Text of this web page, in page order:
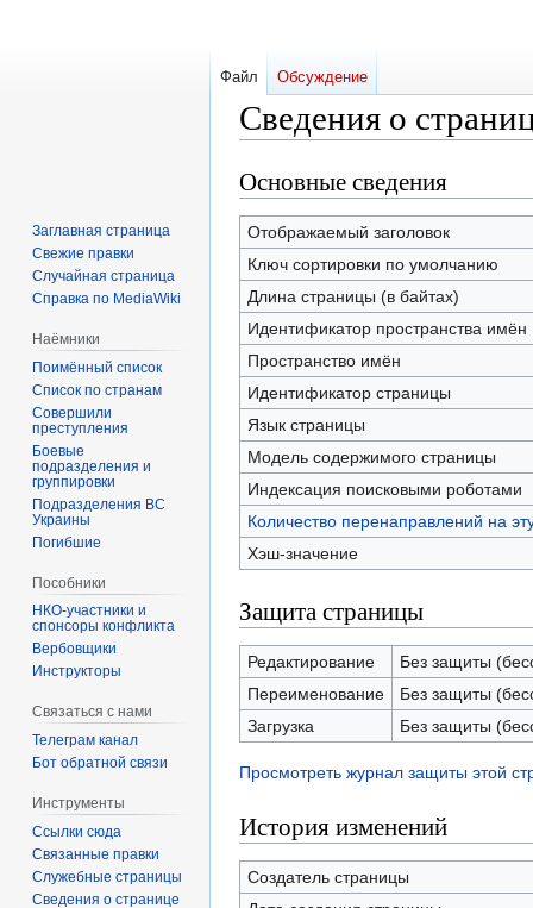
Сведения о
Перейти
к
навигации
Перейти
к
поиску
Основные сведения
Отображаемый заголовок
Ключ сортировки по умолчанию
Длина страницы (в байтах)
Идентификатор пространства имён
Пространство имён
Идентификатор страницы
Язык страницы
Модель содержимого страницы
Индексация поисковыми роботами
Количество перенаправлений на
Хэш-значение
Защита страницы
Редактирование
Без защиты
Переименование
Без защиты
Загрузка
Без защиты
Просмотреть журнал защиты этой
История изменений
Создатель страницы
Файл Обсуждение
Заглавная страница
Свежие правки
Случайная страница
Справка по MediaWiki
Наёмники
Поимённый список
Список по странам
Совершили
преступления
Боевые
подразделения и
группировки
Подразделения ВС
Украины
Погибшие
Пособники
спонсоры конфликта
‏‎Вербовщики
Инструкторы
Связаться с нами
Телеграм канал
Бот обратной связи
Инструменты
Ссылки сюда
Связанные правки
Служебные страницы
Сведения о странице